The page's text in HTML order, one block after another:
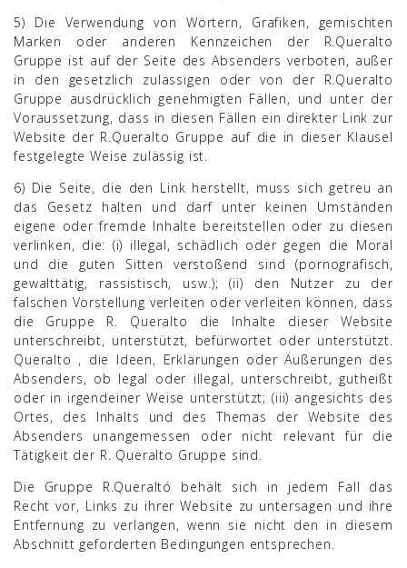
5) Die Verwendung von Wörtern, Grafiken, gemischten
Marken oder anderen Kennzeichen der R.Queralto
Gruppe ist auf der Seite des Absenders verboten, außer
in den gesetzlich zulässigen oder von der R.Queralto
Gruppe ausdrücklich genehmigten Fällen, und unter der
Voraussetzung, dass in diesen Fällen ein direkter Link zur
Website der R.Queralto Gruppe auf die in dieser Klausel
festgelegte Weise zulässig ist.
6) Die Seite, die den Link herstellt, muss sich getreu an
das Gesetz halten und darf unter keinen Umständen
eigene oder fremde Inhalte bereitstellen oder zu diesen
verlinken, die: (i) illegal, schädlich oder gegen die Moral
und die guten Sitten verstoßend sind (pornografisch,
gewalttätig, rassistisch, usw.); (ii) den Nutzer zu der
falschen Vorstellung verleiten oder verleiten können, dass
die Gruppe R. Queralto die Inhalte dieser Website
unterschreibt, unterstützt, befürwortet oder unterstützt.
Queralto , die Ideen, Erklärungen oder Äußerungen des
Absenders, ob legal oder illegal, unterschreibt, gutheißt
oder in irgendeiner Weise unterstützt; (iii) angesichts des
Ortes, des Inhalts und des Themas der Website des
Absenders unangemessen oder nicht relevant für die
Tätigkeit der R. Queralto Gruppe sind.
Die Gruppe R.Queraltó behält sich in jedem Fall das
Recht vor, Links zu ihrer Website zu untersagen und ihre
Entfernung zu verlangen, wenn sie nicht den in diesem
Abschnitt geforderten Bedingungen entsprechen.